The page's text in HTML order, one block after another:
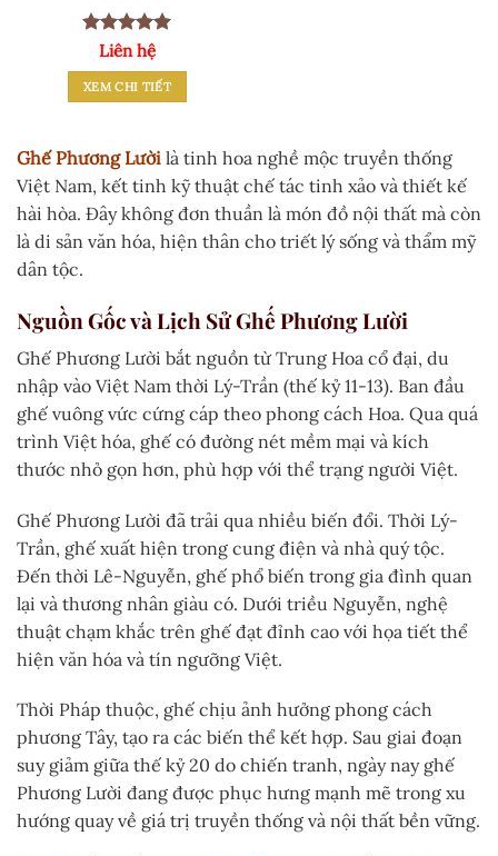
Được xếp
5
sao
Liên hệ
XEM CHI TIẾT
Ghế Phương Lười là tinh hoa nghề mộc truyền thống
Việt Nam, kết tinh kỹ thuật chế tác tinh xảo và thiết kế
hài hòa. Đây không đơn thuần là món đồ nội thất mà còn
là di sản văn hóa, hiện thân cho triết lý sống và thẩm mỹ
dân tộc.
Nguồn Gốc và Lịch Sử Ghế Phương Lười
Ghế Phương Lười bắt nguồn từ Trung Hoa cổ đại, du
nhập vào Việt Nam thời Lý-Trần (thế kỷ 11-13). Ban đầu
ghế vuông vức cứng cáp theo phong cách Hoa. Qua quá
trình Việt hóa, ghế có đường nét mềm mại và kích
thước nhỏ gọn hơn, phù hợp với thể trạng người Việt.
Ghế Phương Lười đã trải qua nhiều biến đổi. Thời Lý-
Trần, ghế xuất hiện trong cung điện và nhà quý tộc.
Đến thời Lê-Nguyễn, ghế phổ biến trong gia đình quan
lại và thương nhân giàu có. Dưới triều Nguyễn, nghệ
thuật chạm khắc trên ghế đạt đỉnh cao với họa tiết thể
hiện văn hóa và tín ngưỡng Việt.
Thời Pháp thuộc, ghế chịu ảnh hưởng phong cách
phương Tây, tạo ra các biến thể kết hợp. Sau giai đoạn
suy giảm giữa thế kỷ 20 do chiến tranh, ngày nay ghế
Phương Lười đang được phục hưng mạnh mẽ trong xu
hướng quay về giá trị truyền thống và nội thất bền vững.